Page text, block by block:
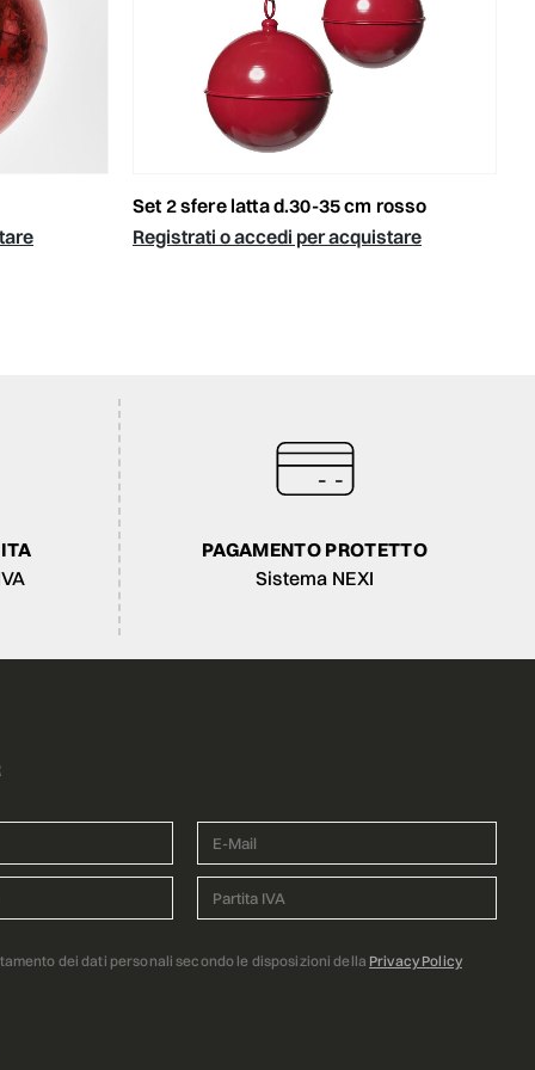
set 2 sfere latta d.30-35 cm rosso
Registrati o accedi per acquistare
PAGAMENTO PROTETTO
Sistema NEXI
dei dati personali secondo le disposizioni della Privacy Policy